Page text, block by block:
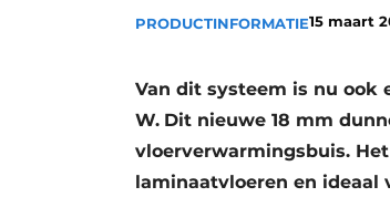
Vacatures
PRODUCTINFORMATIE15 maart
Van dit systeem is nu ook
W. Dit nieuwe 18 mm
vloerverwarmingsbuis.
laminaatvloeren en ideaal